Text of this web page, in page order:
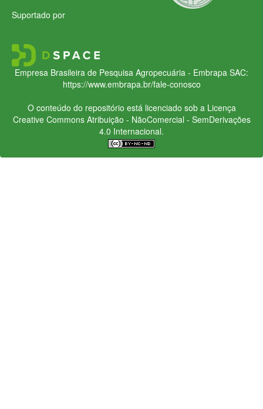
Suportado por
Empresa Brasileira de Pesquisa Agropecuária - Embrapa SAC:
https://www.embrapa.br/fale-conosco
O conteúdo do repositório está licenciado sob a Licença
Creative CommonsAtribuição - NãoComercial - SemDerivações
4.0 Internacional.